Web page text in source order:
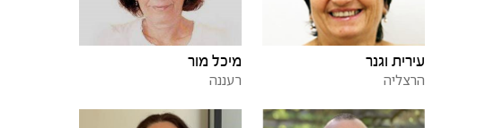
עירית וגנר
הרצליה
מיכל מור
רעננה